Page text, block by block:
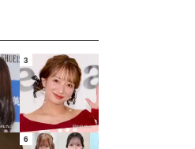
3
6